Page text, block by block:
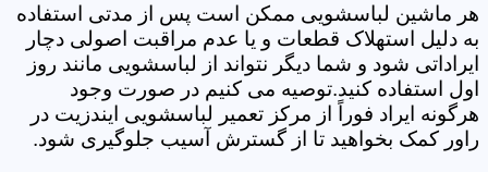
هر ماشین لباسشویی ممکن است پس از مدتی استفاده
به دلیل استهلاک قطعات و یا عدم مراقبت اصولی دچار
ایراداتی شود و شما دیگر نتواند از لباسشویی مانند روز
اول استفاده کنید.توصیه می کنیم در صورت وجود
هرگونه ایراد فوراً از مرکز تعمیر لباسشویی ایندزیت در
راور کمک بخواهید تا از گسترش آسیب جلوگیری شود.